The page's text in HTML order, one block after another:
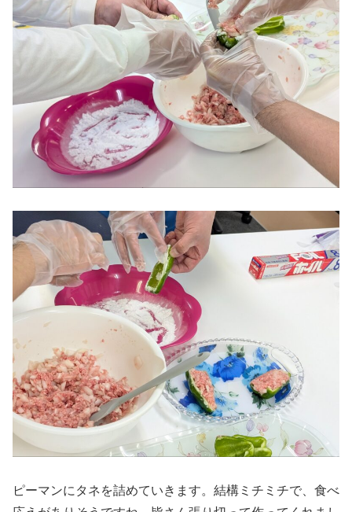
ピーマンにタネを詰めていきます。結構ミチミチで、食べ